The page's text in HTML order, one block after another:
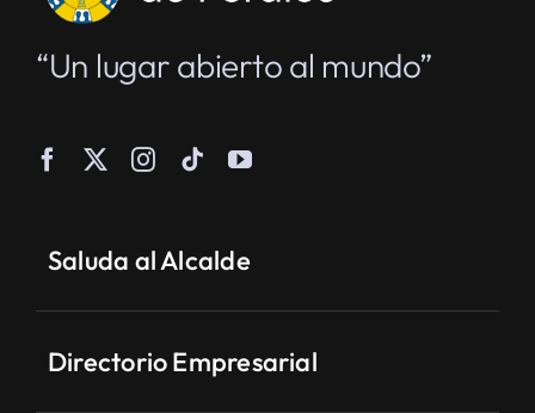
“Un lugar abierto al mundo”
Saluda al Alcalde
Directorio Empresarial